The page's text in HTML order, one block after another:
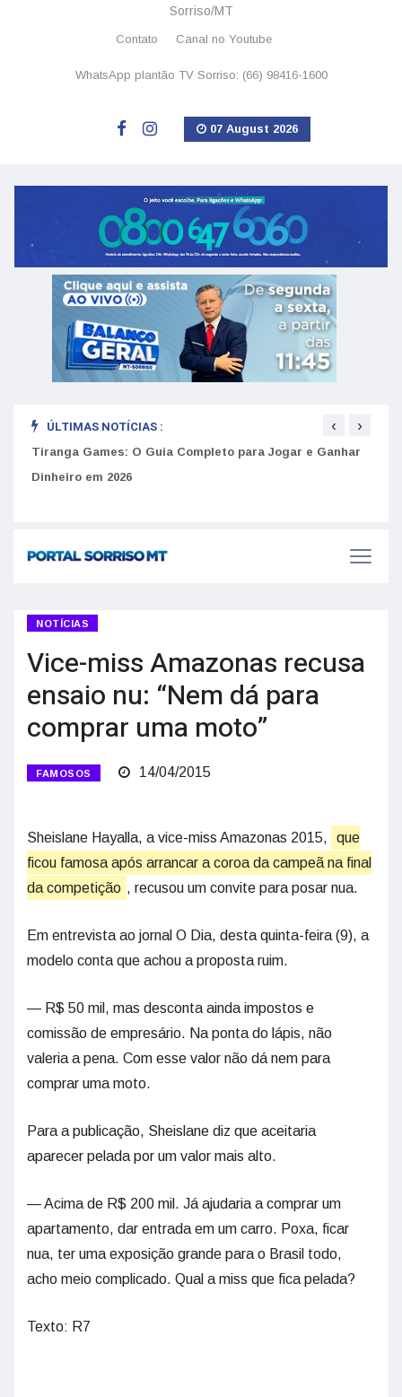
Sorriso/MT
Contato Canal no Youtube
WhatsApp plantão TV Sorriso: (66) 98416-1600
07 August 2026
ÚLTIMAS NOTÍCIAS :
Tiranga Games: O Guia Completo para Jogar e Ganhar
Dinheiro em 2026
‹ ›
NOTÍCIAS
Vice-miss Amazonas recusa
ensaio nu: “Nem dá para
comprar uma moto”
FAMOSOS 14/04/2015
Sheislane Hayalla, a vice-miss Amazonas 2015,
que
ficou famosa após arrancar a coroa da campeã na final
da competição , recusou um convite para posar nua.
Em entrevista ao jornal O Dia, desta quinta-feira (9), a
modelo conta que achou a proposta ruim.
— R$ 50 mil, mas desconta ainda impostos e
comissão de empresário. Na ponta do lápis, não
valeria a pena. Com esse valor não dá nem para
comprar uma moto.
Para a publicação, Sheislane diz que aceitaria
aparecer pelada por um valor mais alto.
— Acima de R$ 200 mil. Já ajudaria a comprar um
apartamento, dar entrada em um carro. Poxa, ficar
nua, ter uma exposição grande para o Brasil todo,
acho meio complicado. Qual a miss que fica pelada?
Texto: R7